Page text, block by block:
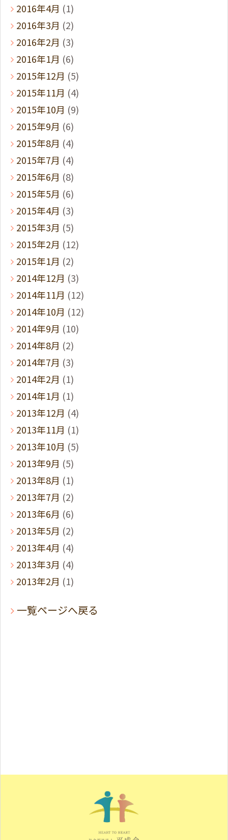
2016年4月 (1)
2016年3月 (2)
2016年2月 (3)
2016年1月 (6)
2015年12月 (5)
2015年11月 (4)
2015年10月 (9)
2015年9月 (6)
2015年8月 (4)
2015年7月 (4)
2015年6月 (8)
2015年5月 (6)
2015年4月 (3)
2015年3月 (5)
2015年2月 (12)
2015年1月 (2)
2014年12月 (3)
2014年11月 (12)
2014年10月 (12)
2014年9月 (10)
2014年8月 (2)
2014年7月 (3)
2014年2月 (1)
2014年1月 (1)
2013年12月 (4)
2013年11月 (1)
2013年10月 (5)
2013年9月 (5)
2013年8月 (1)
2013年7月 (2)
2013年6月 (6)
2013年5月 (2)
2013年4月 (4)
2013年3月 (4)
2013年2月 (1)
一覧ページへ戻る